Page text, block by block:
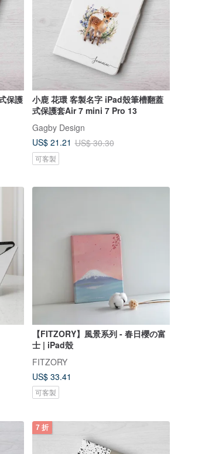
保護
小鹿 花環 客製名字 iPad殼筆槽翻蓋
式保護套Air 7 mini 7 Pro 13
Gagby Design
US$ 21.21 US$ 30.30
可客製
【FITZORY】風景系列 - 春日櫻の富
士 | iPad殼
FITZORY
US$ 33.41
可客製
7 折